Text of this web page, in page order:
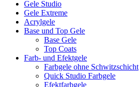
Gele Studio
Gele Extreme
Acrylgele
Base und Top Gele
Base Gele
Top Coats
Farb- und Efektgele
Farbgele ohne Schwitzschicht
Quick Studio Farbgele
Efektfarbgele